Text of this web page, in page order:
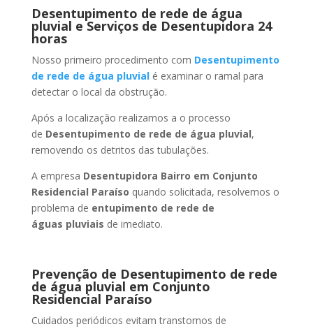
Desentupimento de rede de água
pluvial e Serviços de Desentupidora 24
horas
Nosso primeiro procedimento com Desentupimento
de rede de água pluvialé examinar o ramal para
detectar o local da obstrução.
Após a localização realizamos a o processo
de Desentupimento de rede de água pluvial,
removendo os detritos das tubulações.
A empresa Desentupidora Bairro em Conjunto
Residencial Paraíso quando solicitada, resolvemos o
problema de entupimento de rede de
águas pluviais de imediato.
Prevenção de Desentupimento de rede
de água pluvial em Conjunto
Residencial Paraíso
Cuidados periódicos evitam transtornos de